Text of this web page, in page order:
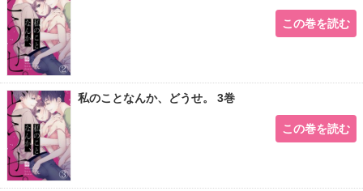
この巻を読む
私のことなんか、どうせ。 3巻
この巻を読む